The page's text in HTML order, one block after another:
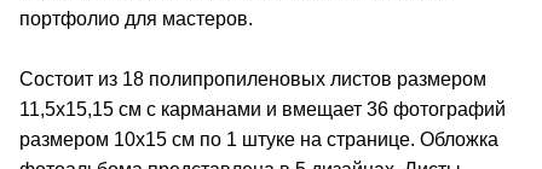
портфолио для мастеров.
Состоит из 18 полипропиленовых листов размером
11,5х15,15 см с карманами и вмещает 36 фотографий
размером 10х15 см по 1 штуке на странице. Обложка